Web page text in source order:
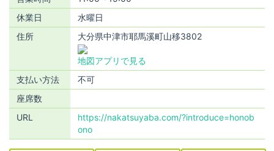
休業日
水曜日
住所
大分県中津市耶馬溪町山移3802
地図アプリで見る
支払い方法
不可
座席数
URL
https://nakatsuyaba.com/?introduce=honob
ono